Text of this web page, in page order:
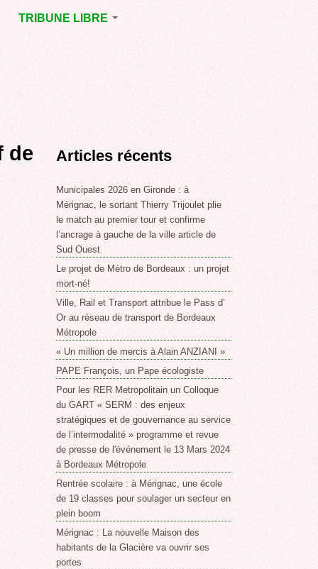
TRIBUNE LIBRE
POINT DE VUE
de Articles récents
Municipales 2026 en Gironde : à
Mérignac, le sortant Thierry Trijoulet plie
le match au premier tour et confirme
l’ancrage à gauche de la ville article de
Sud Ouest
Le projet de Métro de Bordeaux : un projet
mort-né!
Ville, Rail et Transport attribue le Pass d’
Or au réseau de transport de Bordeaux
Métropole
« Un million de mercis à Alain ANZIANI »
PAPE François, un Pape écologiste
Pour les RER Metropolitain un Colloque
du GART « SERM : des enjeux
stratégiques et de gouvernance au service
de l’intermodalité » programme et revue
de presse de l'événement le 13 Mars 2024
à Bordeaux Métropole
Rentrée scolaire : à Mérignac, une école
de 19 classes pour soulager un secteur en
plein boom
Mérignac : La nouvelle Maison des
habitants de la Glacière va ouvrir ses
portes